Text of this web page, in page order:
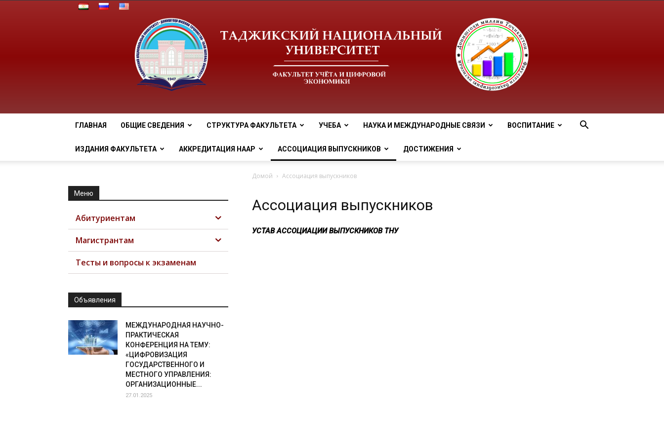
tnu
ГЛАВНАЯ ОБЩИЕ СВЕДЕНИЯ СТРУКТУРА ФАКУЛЬТЕТА УЧЕБА НАУКА И МЕЖДУНАРОДНЫЕ СВЯЗИ ВОСПИТАНИЕ
ИЗДАНИЯ ФАКУЛЬТЕТА АККРЕДИТАЦИЯ НААР АССОЦИАЦИЯ ВЫПУСКНИКОВ ДОСТИЖЕНИЯ
Домой Ассоциация выпускников
Ассоциация выпускников
УСТАВ АССОЦИАЦИИ ВЫПУСКНИКОВ ТНУ
Меню
Абитуриентам
Магистрантам
Тесты и вопросы к экзаменам
Объявления
МЕЖДУНАРОДНАЯ НАУЧНО-
ПРАКТИЧЕСКАЯ
КОНФЕРЕНЦИЯ НА ТЕМУ:
«ЦИФРОВИЗАЦИЯ
ГОСУДАРСТВЕННОГО И
МЕСТНОГО УПРАВЛЕНИЯ:
ОРГАНИЗАЦИОННЫЕ...
27.01.2025